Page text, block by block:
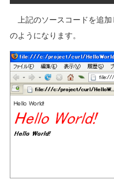
上記のソースコードを追
のようになります。